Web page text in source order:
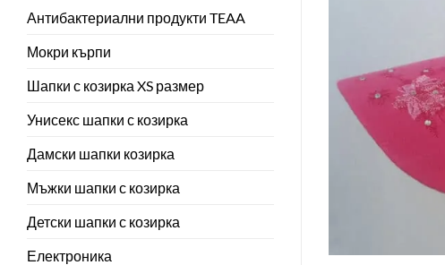
Антибактериални продукти TEAA
Мокри кърпи
Шапки с козирка XS размер
Унисекс шапки с козирка
Дамски шапки козирка
Мъжки шапки с козирка
Детски шапки с козирка
Електроника